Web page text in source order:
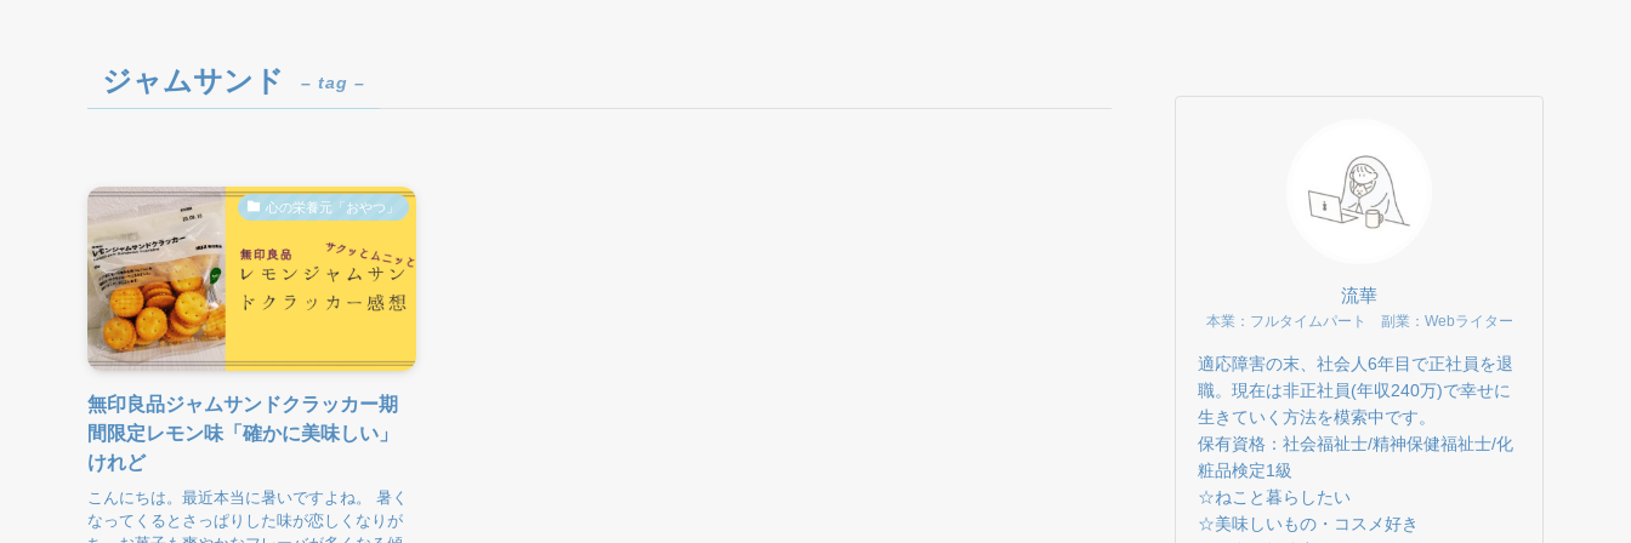
ジャムサンド – tag –
心の栄養元「おやつ」
無印良品ジャムサンドクラッカー期
間限定レモン味「確かに美味しい」
けれど
こんにちは。最近本当に暑いですよね。 暑く
なってくるとさっぱりした味が恋しくなりが
流華
本業：フルタイムパート 副業：Webライター
適応障害の末、社会人6年目で正社員を退
職。現在は非正社員(年収240万)で幸せに
生きていく方法を模索中です。
保有資格：社会福祉士/精神保健福祉士/化
粧品検定1級
☆ねこと暮らしたい
☆美味しいもの・コスメ好き